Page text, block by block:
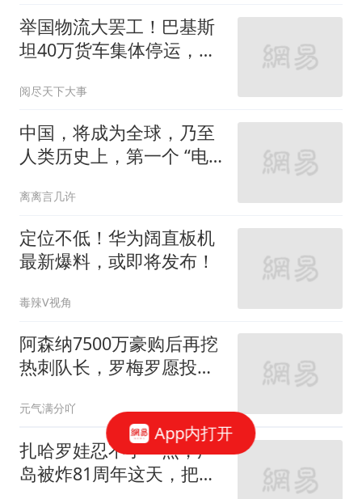
举国物流大罢工！巴基斯
坦40万货车集体停运，工
阅尽天下大事
中国，将成为全球，乃至
人类历史上，第一个 “电
离离言几许
定位不低！华为阔直板机
最新爆料，或即将发布！
毒辣V视角
阿森纳7500万豪购后再挖
热刺队长，罗梅罗愿投死
元气满分吖
扎哈罗娃忍不了一点，广
岛被炸81周年这天，把日
App内打开